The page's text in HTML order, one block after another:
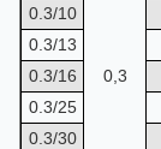
0,3
0.3/10
0.3/13
0.3/16
0.3/25
0.3/30